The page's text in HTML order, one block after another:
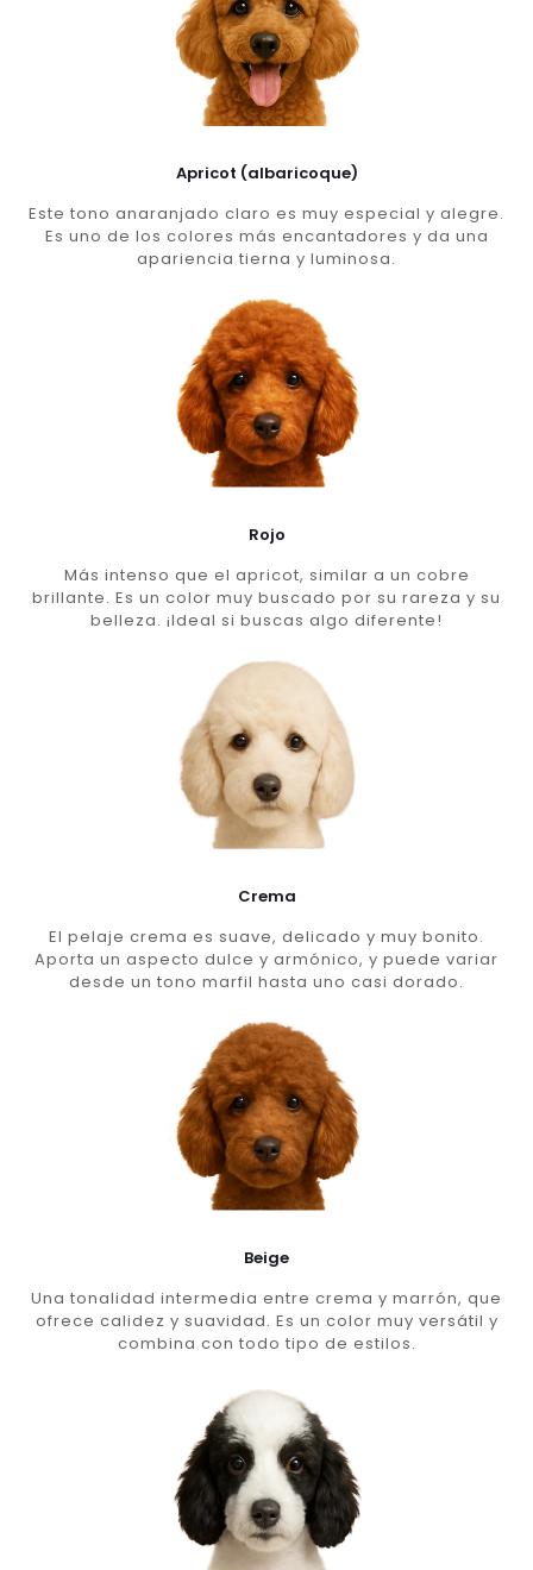
Apricot (albaricoque)
Este tono anaranjado claro es muy especial y alegre.
Es uno de los colores más encantadores y da una
apariencia tierna y luminosa.
Rojo
Más intenso que el apricot, similar a un cobre
brillante. Es un color muy buscado por su rareza y su
belleza. ¡Ideal si buscas algo diferente!
Crema
El pelaje crema es suave, delicado y muy bonito.
Aporta un aspecto dulce y armónico, y puede variar
desde un tono marfil hasta uno casi dorado.
Beige
Una tonalidad intermedia entre crema y marrón, que
ofrece calidez y suavidad. Es un color muy versátil y
combina con todo tipo de estilos.